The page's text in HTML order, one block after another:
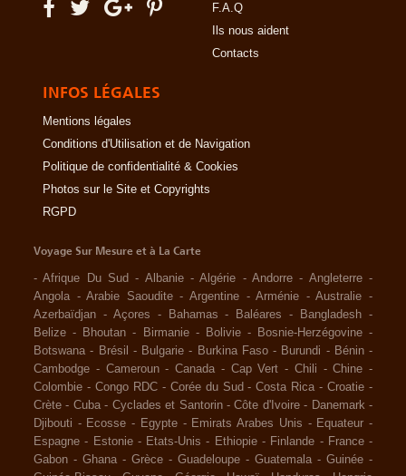
F.A.Q
Ils nous aident
Contacts
INFOS LÉGALES
Mentions légales
Conditions d'Utilisation et de Navigation
Politique de confidentialité & Cookies
Photos sur le Site et Copyrights
RGPD
Voyage Sur Mesure et à La Carte
-Afrique Du Sud - Albanie -Algérie -Andorre - Angleterre -
Angola -Arabie Saoudite -Argentine -Arménie -Australie -
Azerbaïdjan - Açores - Bahamas - Baléares - Bangladesh -
Belize - Bhoutan - Birmanie - Bolivie - Bosnie-Herzégovine -
Botswana - Brésil - Bulgarie - Burkina Faso - Burundi - Bénin -
Cambodge - Cameroun - Canada - Cap Vert - Chili -Chine -
Colombie - Congo RDC - Corée du Sud -Costa Rica -Croatie -
Crète - Cuba - Cyclades et Santorin -Côte d'Ivoire - Danemark -
Djibouti - Ecosse - Egypte - Emirats Arabes Unis - Equateur -
Espagne - Estonie - Etats-Unis - Ethiopie - Finlande - France -
Gabon - Ghana - Grèce - Guadeloupe - Guatemala - Guinée -